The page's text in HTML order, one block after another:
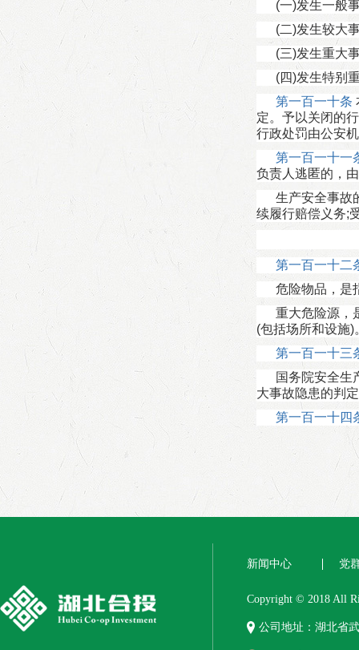
(一)发生一般
(二)发生较大
(三)发生重大
(四)发生特别
第一百一十条
定。予以关闭的
行政处罚由公安
第一百一十一
负责人逃匿的，
生产安全事故
续履行赔偿义务;
第一百一十二
危险物品，是
重大危险源，
(包括场所和设施)
第一百一十三
国务院安全生
大事故隐患的判
第一百一十四
新闻中心 党
Copyright © 2018 All
公司地址：湖北省